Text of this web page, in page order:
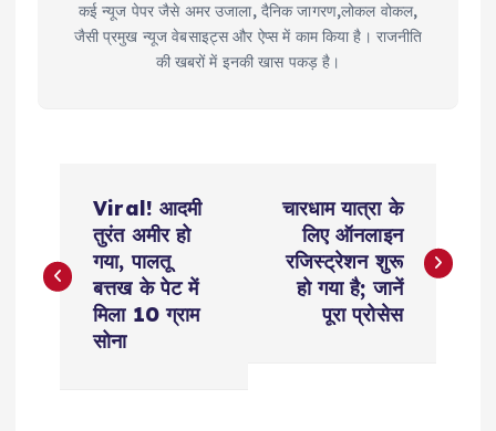
कई न्यूज पेपर जैसे अमर उजाला, दैनिक जागरण,लोकल वोकल,
जैसी प्रमुख न्यूज वेबसाइट्स और ऐप्स में काम किया है। राजनीति
की खबरों में इनकी खास पकड़ है।
s
Viral! आदमी
तुरंत अमीर हो
गया, पालतू
बत्तख के पेट में
मिला 10 ग्राम
सोना
चारधाम यात्रा के
लिए ऑनलाइन
रजिस्ट्रेशन शुरू
हो गया है; जानें
पूरा प्रोसेस